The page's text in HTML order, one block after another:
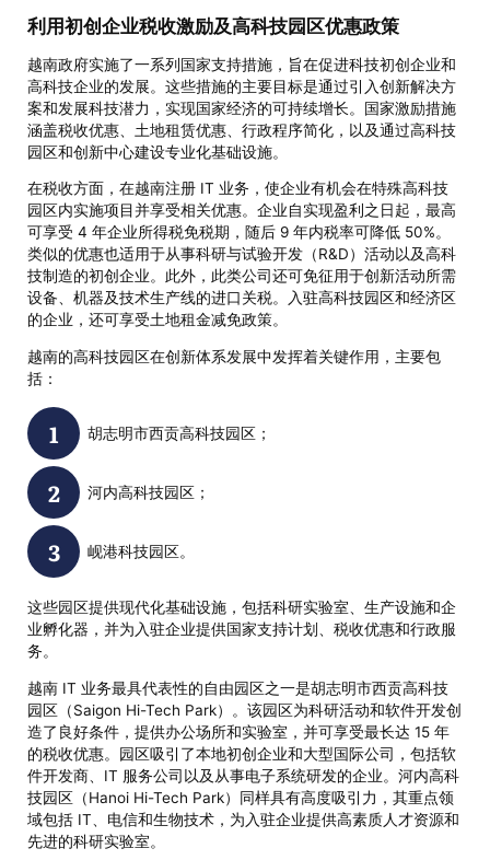
利用初创企业税收激励及高科技园区优惠政策
越南政府实施了一系列国家支持措施，旨在促进科技初创企业和
高科技企业的发展。这些措施的主要目标是通过引入创新解决方
案和发展科技潜力，实现国家经济的可持续增长。国家激励措施
涵盖税收优惠、土地租赁优惠、行政程序简化，以及通过高科技
园区和创新中心建设专业化基础设施。
在税收方面，在越南注册 IT 业务，使企业有机会在特殊高科技
园区内实施项目并享受相关优惠。企业自实现盈利之日起，最高
可享受 4 年企业所得税免税期，随后 9 年内税率可降低 50%。
类似的优惠也适用于从事科研与试验开发（R&D）活动以及高科
技制造的初创企业。此外，此类公司还可免征用于创新活动所需
设备、机器及技术生产线的进口关税。入驻高科技园区和经济区
的企业，还可享受土地租金减免政策。
越南的高科技园区在创新体系发展中发挥着关键作用，主要包
括：
胡志明市西贡高科技园区；
河内高科技园区；
岘港科技园区。
这些园区提供现代化基础设施，包括科研实验室、生产设施和企
业孵化器，并为入驻企业提供国家支持计划、税收优惠和行政服
务。
越南 IT 业务最具代表性的自由园区之一是胡志明市西贡高科技
园区（Saigon Hi-Tech Park）。该园区为科研活动和软件开发创
造了良好条件，提供办公场所和实验室，并可享受最长达 15 年
的税收优惠。园区吸引了本地初创企业和大型国际公司，包括软
件开发商、IT 服务公司以及从事电子系统研发的企业。河内高科
技园区（Hanoi Hi-Tech Park）同样具有高度吸引力，其重点领
域包括 IT、电信和生物技术，为入驻企业提供高素质人才资源和
先进的科研实验室。